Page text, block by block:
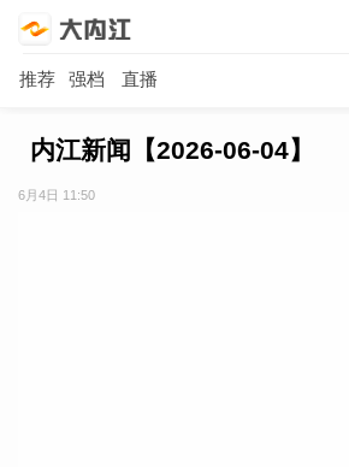
推荐 强档 直播
内江新闻【2026-06-04】
6月4日 11:50